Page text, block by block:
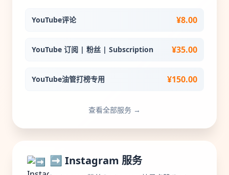
Views,Youtube 观看次数 [定向广告],YouTube
直播观众包月,YouTube 频道出售,Youtube 观看
管打榜专用,Youtube 视频观看时长 / Watch
YouTube评论 ¥8.00
YouTube 订阅 | 粉丝 | Subscription ¥35.00
YouTube油管打榜专用 ¥150.00
查看全部服务 →
➡️ Instagram 服务